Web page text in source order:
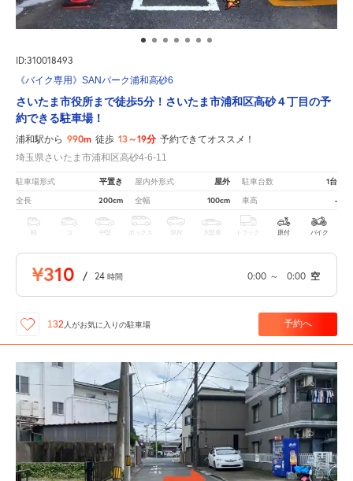
ID:310018493
《バイク専用》SANパーク浦和高砂6
さいたま市役所まで徒歩5分！さいたま市浦和区高砂４丁目の予
約できる駐車場！
浦和駅から 990m 徒歩 13～19分 予約できてオススメ！
埼玉県さいたま市浦和区高砂4-6-11
駐車場形式 平置き 屋内外形式 屋外 駐車台数 1台
全長 200cm 全幅 100cm 車高 -
軽 中型 ボックス SUV 大型車 トラック 原付 バイク
¥310 / 24 時間 0:00 ～ 0:00 空
132 人がお気に入りの駐車場 予約へ